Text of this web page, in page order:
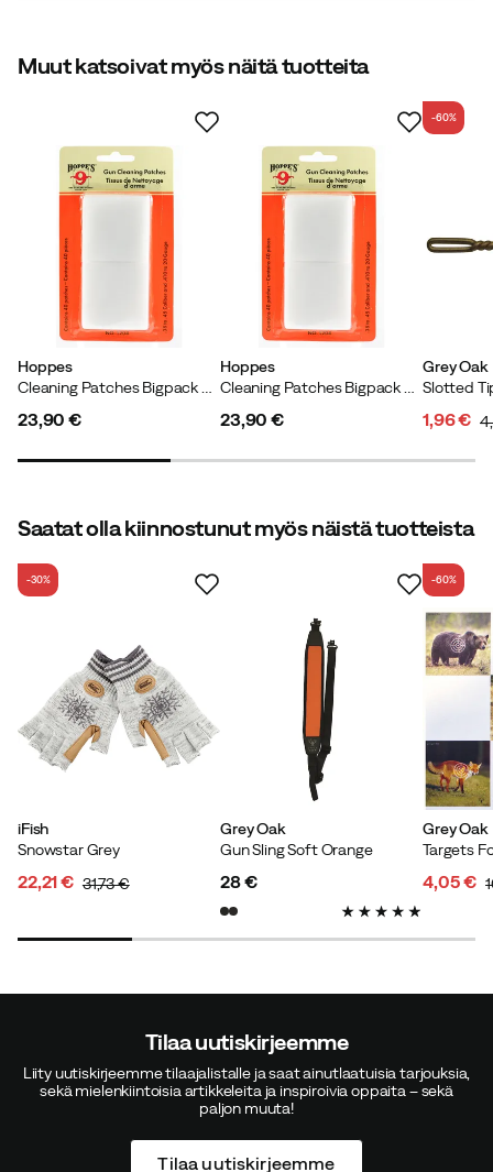
5.0
Magnus 3 vuotta sitten Vahvistettu ostaja
Verified by Trustvoice
Muut katsoivat myös näitä tuotteita
Hoppes
23,90 €
Hoppes
23,90 €
Grey Oak
-60%
price
1,96 €
price
Saatat olla kiinnostunut myös näistä tuotteista
iFish
Snowstar Grey
-30%
22,21 € 31,73 €
Grey Oak
Gun Sling Soft Orange
price
28 €
Grey Oak
-60%
4,05 €
Tilaa uutiskirjeemme
Liity uutiskirjeemme tilaajalistalle ja saat ainutlaatuisia tarjouksia,
sekä mielenkiintoisia artikkeleita ja inspiroivia oppaita – sekä
paljon muuta!
Tilaa uutiskirjeemme